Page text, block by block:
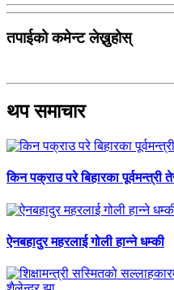
तपाईको कमेन्ट लेख्नुहोस्
थप समाचार
किन पक्राउ परे बिहारका पूर्वमन्त्री
ऐनबहादुर महरलाई गोली हान्ने धम्की